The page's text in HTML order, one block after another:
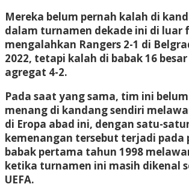
Mereka belum pernah kalah di
dalam turnamen dekade ini di luar
mengalahkan Rangers 2-1 di
2022, tetapi kalah di babak 16
agregat 4-2.
Pada saat yang sama, tim ini
menang di kandang sendiri
di Eropa abad ini, dengan satu-
kemenangan tersebut terjadi pada
babak pertama tahun 1998
ketika turnamen ini masih dikenal
UEFA.